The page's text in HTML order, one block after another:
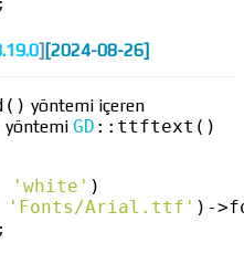
;
][2024-08-26]
yöntemi içeren
yöntemi GD :: ttftext()
'white' )
'Fonts/Arial.ttf' ) ->
;